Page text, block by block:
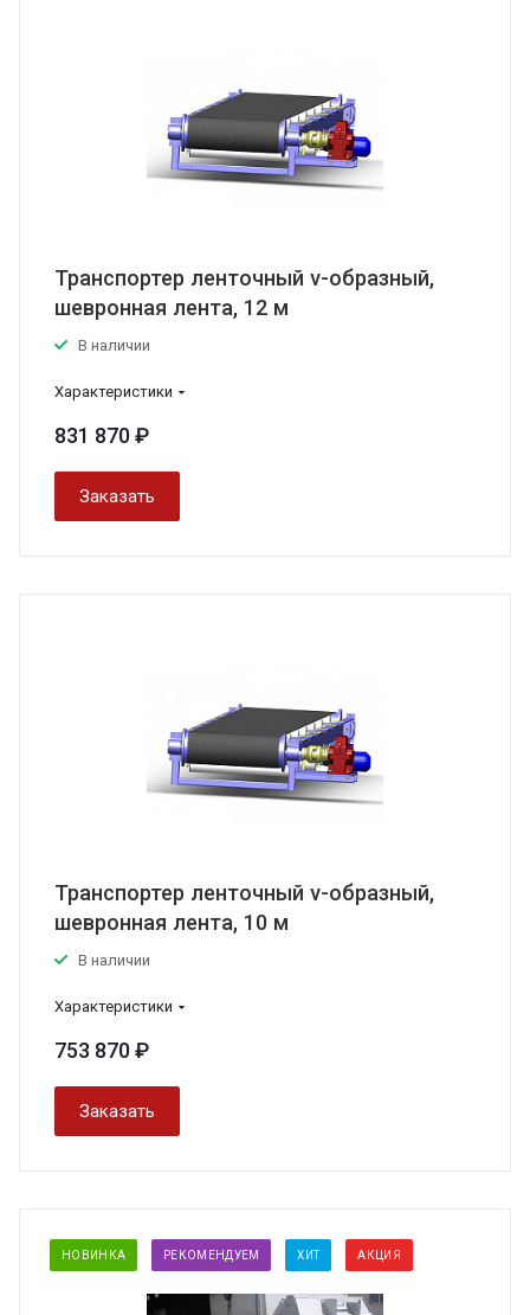
Транспортер ленточный v-образный,
шевронная лента, 12 м
В наличии
Характеристики
831 870 ₽
Заказать
Транспортер ленточный v-образный,
шевронная лента, 10 м
В наличии
Характеристики
753 870 ₽
Заказать
НОВИНКА РЕКОМЕНДУЕМ ХИТ АКЦИЯ